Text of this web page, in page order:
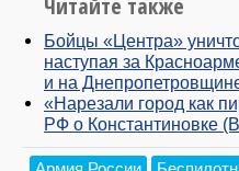
Читайте также
Бойцы «Центра»
наступая за
и на
«Нарезали город как
РФ о Константиновке